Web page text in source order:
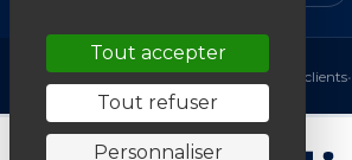
Mentions légales•CGV•Plan du site• Avis clients•
Tout accepter
Tout refuser
Personnaliser